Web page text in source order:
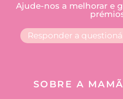
Ajude-nos a melhorar e
Responder a
SOBRE A